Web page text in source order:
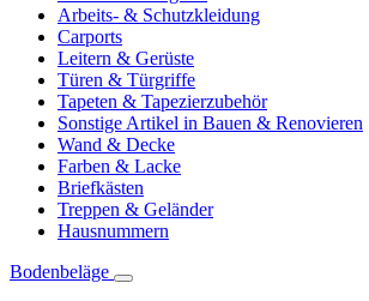
Arbeits- & Schutzkleidung
Carports
Leitern & Gerüste
Türen & Türgriffe
Tapeten & Tapezierzubehör
Sonstige Artikel in Bauen & Renovieren
Wand & Decke
Farben & Lacke
Briefkästen
Treppen & Geländer
Hausnummern
Bodenbeläge